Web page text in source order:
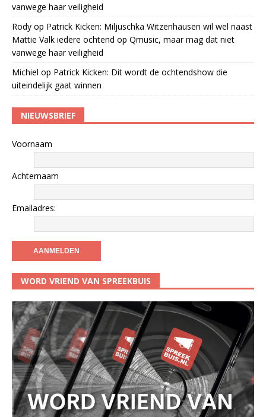
vanwege haar veiligheid
Rody op Patrick Kicken: Miljuschka Witzenhausen wil wel naast
Mattie Valk iedere ochtend op Qmusic, maar mag dat niet
vanwege haar veiligheid
Michiel op Patrick Kicken: Dit wordt de ochtendshow die
uiteindelijk gaat winnen
NIEUWSBRIEF
Voornaam
Achternaam
Emailadres:
WORD VRIEND VAN SPREEKBUIS